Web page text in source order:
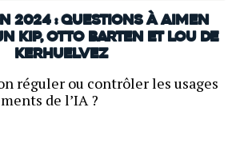
2024 : Questions à Aimen
Kip, Otto Barten et Lou de
Kerhuelvez
réguler ou contrôler les usages
de l’IA ?